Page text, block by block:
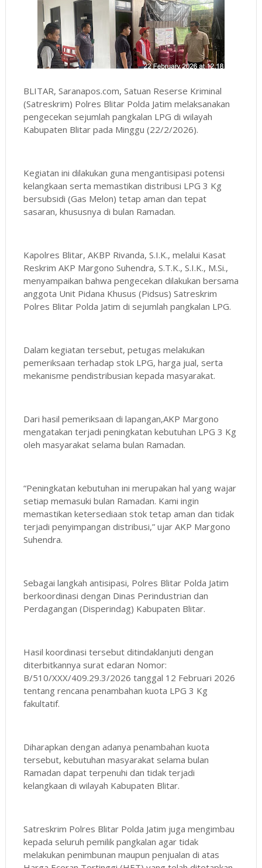
BLITAR, Saranapos.com, Satuan Reserse Kriminal
(Satreskrim) Polres Blitar Polda Jatim melaksanakan
pengecekan sejumlah pangkalan LPG di wilayah
Kabupaten Blitar pada Minggu (22/2/2026).
Kegiatan ini dilakukan guna mengantisipasi potensi
kelangkaan serta memastikan distribusi LPG 3 Kg
bersubsidi (Gas Melon) tetap aman dan tepat
sasaran, khususnya di bulan Ramadan.
Kapolres Blitar, AKBP Rivanda, S.I.K., melalui Kasat
Reskrim AKP Margono Suhendra, S.T.K., S.I.K., M.Si.,
menyampaikan bahwa pengecekan dilakukan bersama
anggota Unit Pidana Khusus (Pidsus) Satreskrim
Polres Blitar Polda Jatim di sejumlah pangkalan LPG.
Dalam kegiatan tersebut, petugas melakukan
pemeriksaan terhadap stok LPG, harga jual, serta
mekanisme pendistribusian kepada masyarakat.
Dari hasil pemeriksaan di lapangan,AKP Margono
mengatakan terjadi peningkatan kebutuhan LPG 3 Kg
oleh masyarakat selama bulan Ramadan.
“Peningkatan kebutuhan ini merupakan hal yang wajar
setiap memasuki bulan Ramadan. Kami ingin
memastikan ketersediaan stok tetap aman dan tidak
terjadi penyimpangan distribusi,” ujar AKP Margono
Suhendra.
Sebagai langkah antisipasi, Polres Blitar Polda Jatim
berkoordinasi dengan Dinas Perindustrian dan
Perdagangan (Disperindag) Kabupaten Blitar.
Hasil koordinasi tersebut ditindaklanjuti dengan
diterbitkannya surat edaran Nomor:
B/510/XXX/409.29.3/2026 tanggal 12 Februari 2026
tentang rencana penambahan kuota LPG 3 Kg
fakultatif.
Diharapkan dengan adanya penambahan kuota
tersebut, kebutuhan masyarakat selama bulan
Ramadan dapat terpenuhi dan tidak terjadi
kelangkaan di wilayah Kabupaten Blitar.
Satreskrim Polres Blitar Polda Jatim juga mengimbau
kepada seluruh pemilik pangkalan agar tidak
melakukan penimbunan maupun penjualan di atas